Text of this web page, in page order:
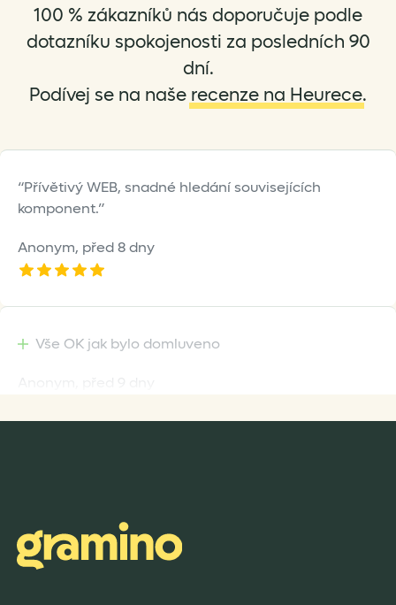
chosen
on
page
100 % zákazníků nás doporučuje podle
dotazníku spokojenosti za posledních 90
dní.
Podívej se na naše recenze na Heurece.
Přívětivý WEB, snadné hledání souvisejících
komponent.
Anonym, před 8 dny
Vše OK jak bylo domluveno
Anonym,před 10 dny